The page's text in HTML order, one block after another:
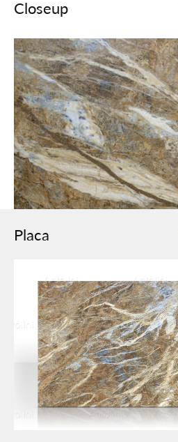
Closeup
Placa